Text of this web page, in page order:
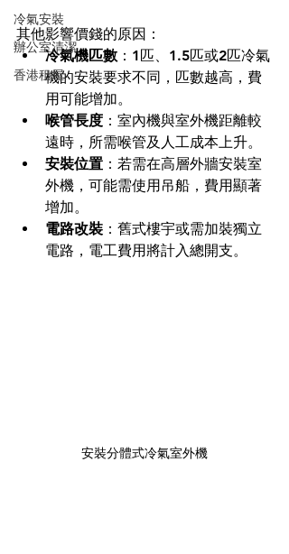
冷氣安裝
辦公室清潔
香港租屋
其他影響價錢的原因：
冷氣機匹數 ：1匹、1.5匹或2匹冷氣
機的安裝要求不同，匹數越高，費
用可能增加。
喉管長度 ：室內機與室外機距離較
遠時，所需喉管及人工成本上升。
安裝位置 ：若需在高層外牆安裝室
外機，可能需使用吊船，費用顯著
增加。
電路改裝 ：舊式樓宇或需加裝獨立
電路，電工費用將計入總開支。
安裝分體式冷氣室外機